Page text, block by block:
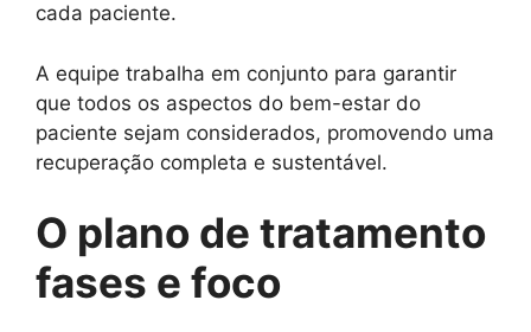
cada paciente.
A equipe trabalha em conjunto para garantir
que todos os aspectos do bem-estar do
paciente sejam considerados, promovendo uma
recuperação completa e sustentável.
O plano de tratamento
fases e foco